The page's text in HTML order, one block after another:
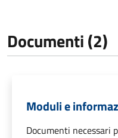
Documenti (2)
Moduli e
Documenti necessari